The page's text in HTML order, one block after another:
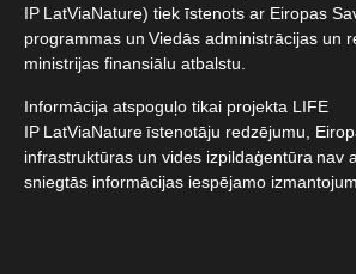
IP LatViaNature) tiek īstenots ar Eiropas
programmas un Viedās administrācijas un
ministrijas finansiālu atbalstu.​
Informācija atspoguļo tikai projekta LIFE
IP LatViaNature īstenotāju redzējumu,
infrastruktūras un vides izpildaģentūra nav
sniegtās informācijas iespējamo